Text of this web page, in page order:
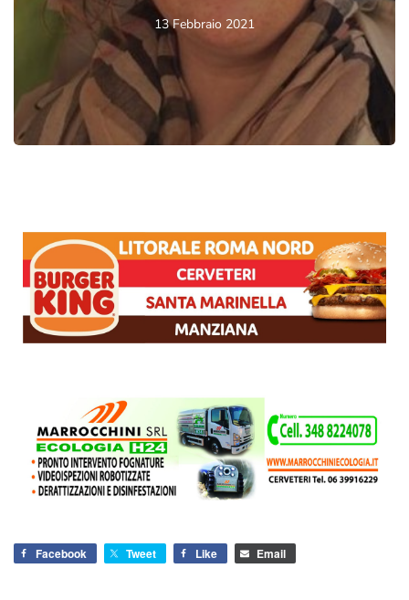
13 Febbraio 2021
Facebook Tweet Like Email